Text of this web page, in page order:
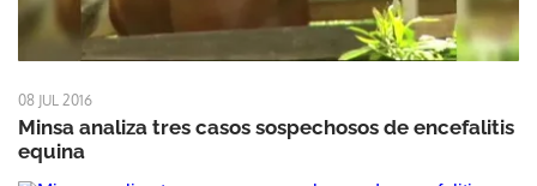
08 JUL 2016
Minsa analiza tres casos sospechosos de encefalitis
equina